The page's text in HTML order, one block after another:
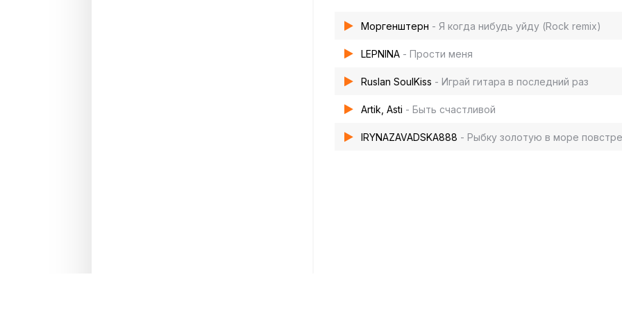
Моргенштерн - Я когда нибудь уйду (Rock remix)
LEPNINA - Прости меня
Ruslan SoulKiss - Играй гитара в последний раз
Artik, Asti - Быть счастливой
IRYNAZAVADSKA888 - Рыбку золотую в море